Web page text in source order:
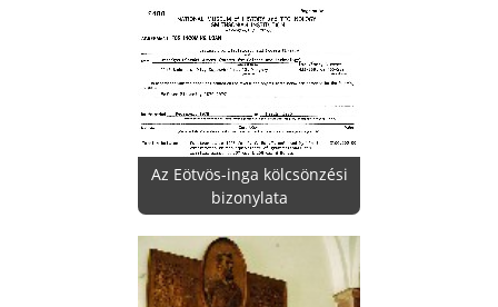
Az Eötvös-inga kölcsönzési
bizonylata